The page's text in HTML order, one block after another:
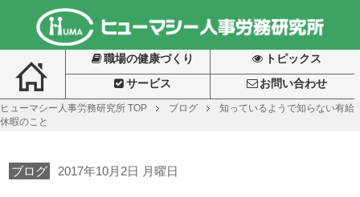
職場の健康づくり トピックス
サービス お問い合わせ
ヒューマシー人事労務研究所 TOP ブログ
知っているようで知らない有給
休暇のこと
ブログ 2017年10月2日 月曜日